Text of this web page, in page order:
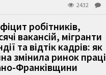
2432
робітників,
вакансій, мігранти
та відтік кадрів: як
змінила ринок праці
Франківщини